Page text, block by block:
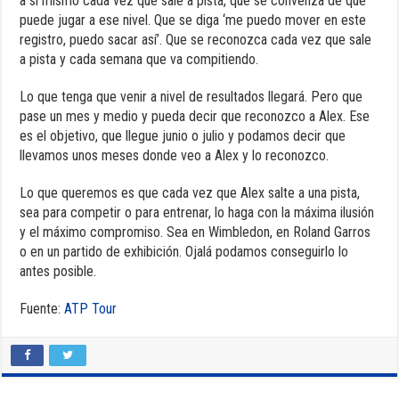
puede jugar a ese nivel. Que se diga ‘me puedo mover en este
registro, puedo sacar así’. Que se reconozca cada vez que sale
a pista y cada semana que va compitiendo.
Lo que tenga que venir a nivel de resultados llegará. Pero que
pase un mes y medio y pueda decir que reconozco a Alex. Ese
es el objetivo, que llegue junio o julio y podamos decir que
llevamos unos meses donde veo a Alex y lo reconozco.
Lo que queremos es que cada vez que Alex salte a una pista,
sea para competir o para entrenar, lo haga con la máxima ilusión
y el máximo compromiso. Sea en Wimbledon, en Roland Garros
o en un partido de exhibición. Ojalá podamos conseguirlo lo
antes posible.
Fuente:ATP Tour